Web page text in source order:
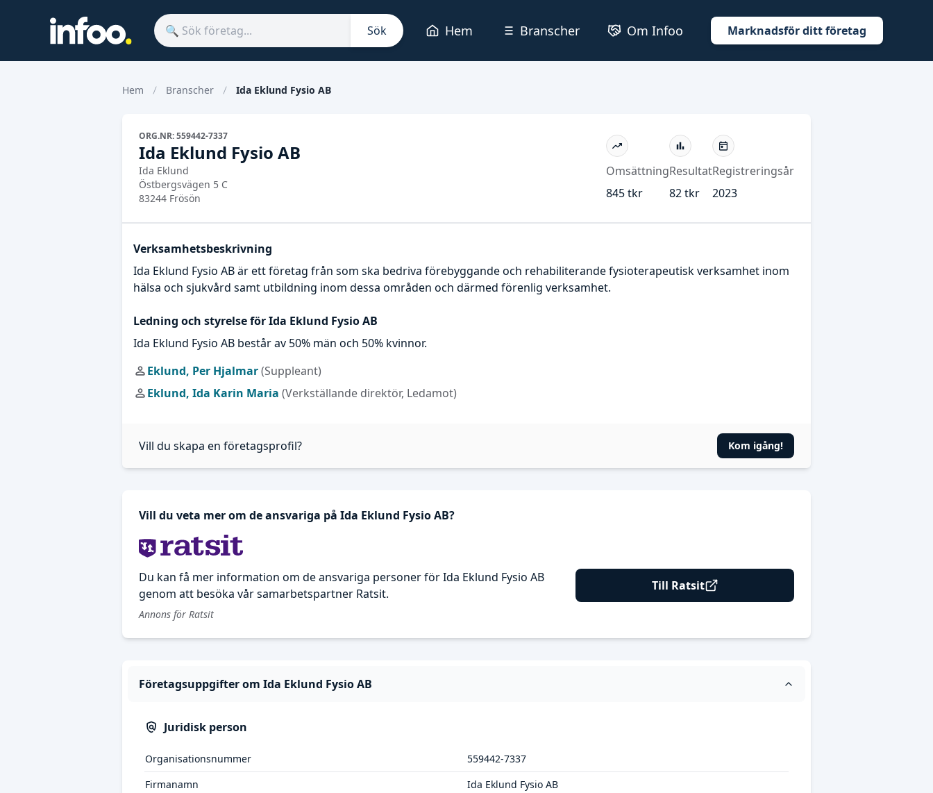
Sök Hem Branscher Om Infoo Marknadsför ditt företag
Hem Branscher Ida Eklund Fysio AB
ORG.NR: 559442-7337
Ida Eklund Fysio AB
Ida Eklund
Östbergsvägen 5 C
83244 Frösön
Omsättning
845 tkr
Resultat
82 tkr
Registreringsår
2023
Verksamhetsbeskrivning
Ida Eklund Fysio AB är ett företag från som ska bedriva förebyggande och rehabiliterande fysioterapeutisk verksamhet inom
hälsa och sjukvård samt utbildning inom dessa områden och därmed förenlig verksamhet.
Ledning och styrelse för Ida Eklund Fysio AB
Ida Eklund Fysio AB består av 50% män och 50% kvinnor.
Eklund, Per Hjalmar(Suppleant)
Eklund, Ida Karin Maria (Verkställande direktör, Ledamot)
Vill du skapa en företagsprofil? Kom igång!
Vill du veta mer om de ansvariga på Ida Eklund Fysio AB?
Du kan få mer information om de ansvariga personer för Ida Eklund Fysio AB
genom att besöka vår samarbetspartner Ratsit.
Till Ratsit
Annons för Ratsit
Företagsuppgifter om Ida Eklund Fysio AB
Juridisk person
Organisationsnummer
559442-7337
Firmanamn
Ida Eklund Fysio AB